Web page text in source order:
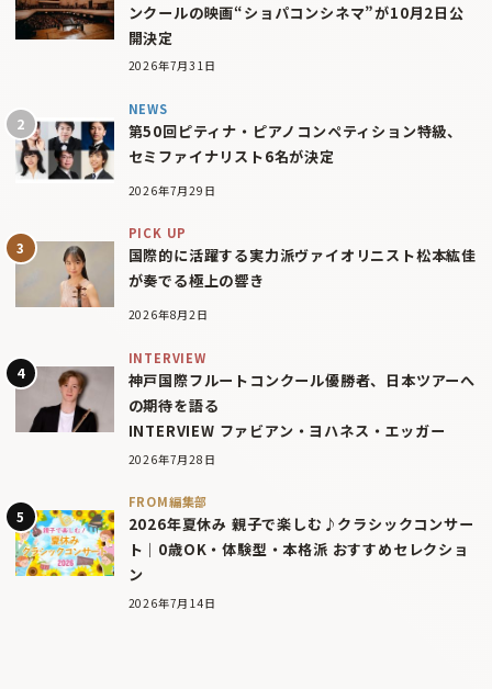
ンクールの映画“ショパコンシネマ”が10月2日公
開決定
2026年7月31日
NEWS
第50回ピティナ・ピアノコンペティション特級、
セミファイナリスト6名が決定
2026年7月29日
PICK UP
国際的に活躍する実力派ヴァイオリニスト松本紘佳
が奏でる極上の響き
2026年8月2日
INTERVIEW
神戸国際フルートコンクール優勝者、日本ツアーへ
の期待を語る
INTERVIEW ファビアン・ヨハネス・エッガー
2026年7月28日
FROM編集部
2026年夏休み 親子で楽しむ♪クラシックコンサー
ト｜0歳OK・体験型・本格派 おすすめセレクショ
ン
2026年7月14日